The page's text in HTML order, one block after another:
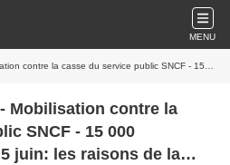
MENU
000 cheminots à Paris le 5 juin: les raisons de la colère à lire dans L'Humanité (Marion d'Allard 29 mai-5 juin 2019)
Mobilisation contre la
SNCF - 15 000
juin: les raisons de la